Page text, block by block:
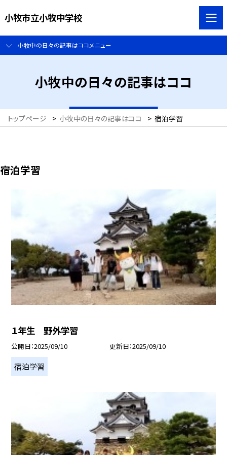
小牧市立小牧中学校
小牧中の日々の記事はココメニュー
小牧中の日々の記事はココ
トップページ > 小牧中の日々の記事はココ > 宿泊学習
宿泊学習
１年生 野外学習
公開日 2025/09/10 更新日 2025/09/10
宿泊学習